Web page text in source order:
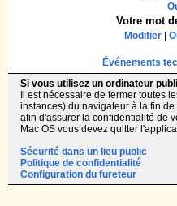
Votre mot
Modifier
Événements
Si vous utilisez un ordinateur
Il est nécessaire de fermer toutes
instances) du navigateur à la fin de
afin d'assurer la confidentialité de
Mac OS vous devez quitter
Sécurité dans un lieu public
Politique de confidentialité
Configuration du fureteur